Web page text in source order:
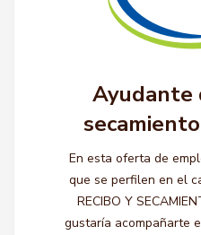
Ayudante
En esta oferta de
que se perfilen en el
RECIBO Y
gustaría acompañarte